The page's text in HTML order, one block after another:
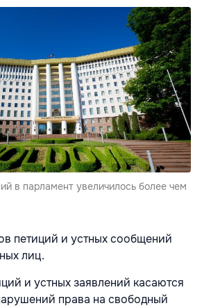
в парламент увеличилось более чем
петиций и устных сообщений
лиц.
и устных заявлений касаются
права на свободный